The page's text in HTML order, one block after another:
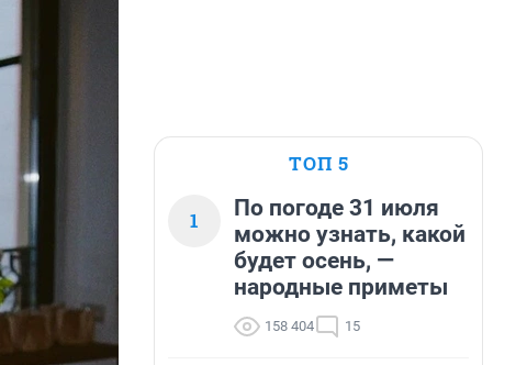
ТОП 5
1
По погоде 31 июля
можно узнать, какой
будет осень, —
народные приметы
158 404 15